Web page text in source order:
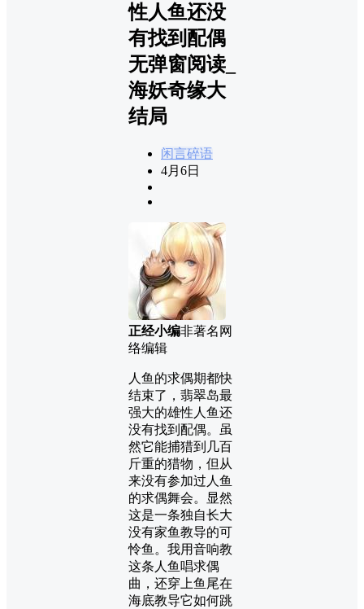
性人鱼还没
有找到配偶
无弹窗阅读_
海妖奇缘大
结局
闲言碎语
4月6日
正经小编非著名网
络编辑
人鱼的求偶期都快
结束了，翡翠岛最
强大的雄性人鱼还
没有找到配偶。虽
然它能捕猎到几百
斤重的猎物，但从
来没有参加过人鱼
的求偶舞会。显然
这是一条独自长大
没有家鱼教导的可
怜鱼。我用音响教
这条人鱼唱求偶
曲，还穿上鱼尾在
海底教导它如何跳